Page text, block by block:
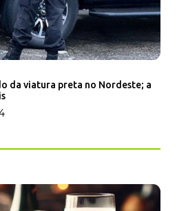
da viatura preta no Nordeste; a